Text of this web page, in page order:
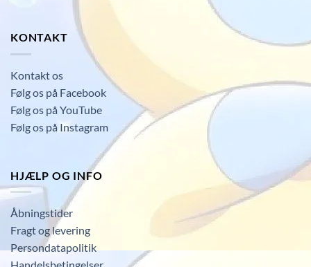
KONTAKT
Kontakt os
Følg os på Facebook
Følg os på YouTube
Følg os på Instagram
HJÆLP OG INFO
Åbningstider
Fragt og levering
Persondatapolitik